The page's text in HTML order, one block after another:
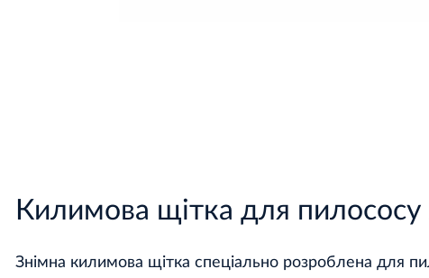
Килимова щітка для
Знімна килимова щітка спеціально розроблена для